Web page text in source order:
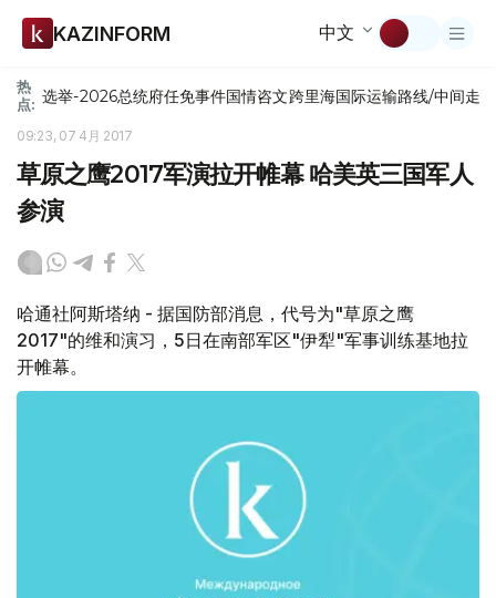
KAZINFORM 中文
热
点: 选举-2026总统府任免事件国情咨文跨里海国际运输路线/中间走廊
09:23, 07 4月 2017
草原之鹰2017军演拉开帷幕 哈美英三国军人
参演
哈通社阿斯塔纳 - 据国防部消息，代号为"草原之鹰
2017"的维和演习，5日在南部军区"伊犁"军事训练基地拉
开帷幕。